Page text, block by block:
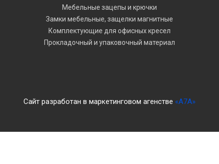
Сайт разработан в маркетинговом агенстве «A7A»
Мебельные зацепы и крючки
Замки мебельные, защелки магнитные
Комплектующие для офисных кресел
Прокладочный и упаковочный материал